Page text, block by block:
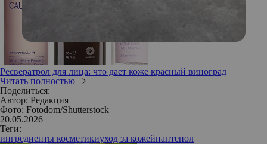
Ресвератрол для лица: что дает коже красный виноград
Читать полностью
Поделиться:
Автор: Редакция
Фото: Fotodom/Shutterstock
20.05.2026
Теги:
ингредиенты косметикиуход за кожейпантенол